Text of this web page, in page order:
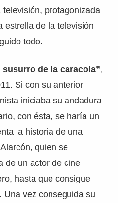
protagonizada
estrella de la televisión
todo.
susurro de la caracola”,
Si con su anterior
iniciaba su andadura
con ésta, se haría un
la historia de una
quien se
de un actor de cine
hasta que consigue
Una vez conseguida su